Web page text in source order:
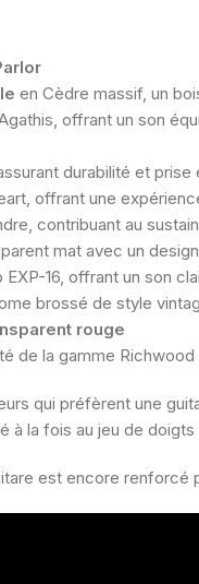
en Cèdre massif, un
offrant un son
durabilité et
offrant une
contribuant au
mat avec un
EXP-16, offrant un son
brossé de style
rouge
de la gamme
qui préfèrent une
à la fois au jeu de
est encore renforcé